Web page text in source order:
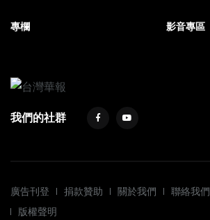
專欄 影音專區
我們的社群
廣告刊登 捐款贊助 關於我們 聯絡我們
版權聲明